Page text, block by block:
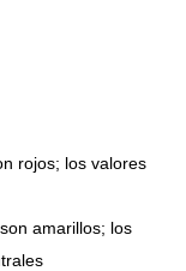
rojos; los valores
amarillos; los